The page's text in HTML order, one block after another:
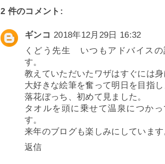
2 件のコメント:
ギンコ 2018年12月29日 16:32
くどう先生 いつもアドバイスの
す。
教えていただいたワザはすぐには身
大好きな絵筆を奮って明日を目指し
落花ぼっち、初めて見ました。
タオルを頭に乗せて温泉につか
す。
来年のブログも楽しみにしています
返信